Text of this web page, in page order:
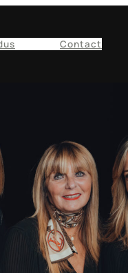
Contact